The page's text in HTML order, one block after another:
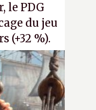
le PDG
du jeu
(+32 %).
sont
P.